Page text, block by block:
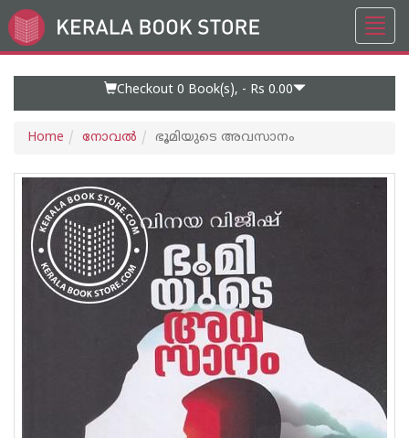
Go
to
Checkout 0 Book(s), - Rs 0.00
Home നോവല്‍ ഭൂമിയുടെ അവസാനം